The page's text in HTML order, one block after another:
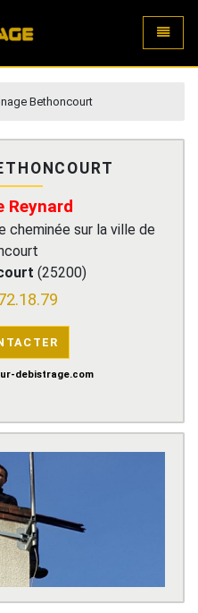
Bethoncourt
Reynard
cheminée sur la ville de
(25200)
debistrage.com